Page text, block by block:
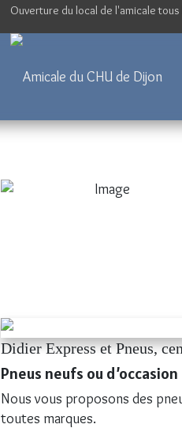
Ouverture du local de l'amicale tous
Didier Express et Pneus,
Pneus neufs ou d’occasion
Nous vous proposons des
toutes marques.